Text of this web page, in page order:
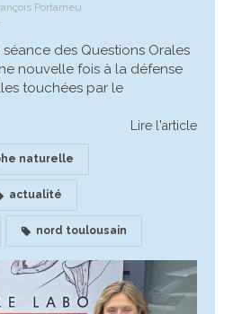
Portarrieu
séance des Questions Orales
nouvelle fois à la défense
touchées par le
Lire l'article
naturelle
actualité
nord toulousain